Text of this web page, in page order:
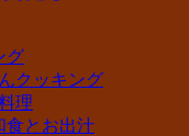
グ
クッキング
理
食とお出汁